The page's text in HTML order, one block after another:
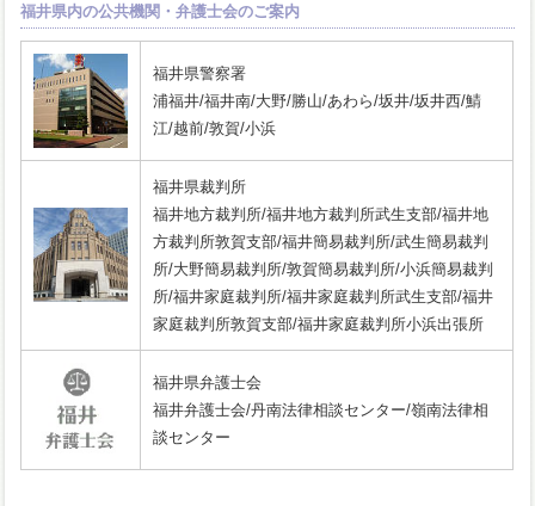
福井県内の公共機関・弁護士会のご案内
福井県警察署
浦福井/福井南/大野/勝山/あわら/坂井/坂井西/鯖
江/越前/敦賀/小浜
福井県裁判所
福井地方裁判所/福井地方裁判所武生支部/福井地
方裁判所敦賀支部/福井簡易裁判所/武生簡易裁判
所/大野簡易裁判所/敦賀簡易裁判所/小浜簡易裁判
所/福井家庭裁判所/福井家庭裁判所武生支部/福井
家庭裁判所敦賀支部/福井家庭裁判所小浜出張所
福井県弁護士会
福井弁護士会/丹南法律相談センター/嶺南法律相
談センター